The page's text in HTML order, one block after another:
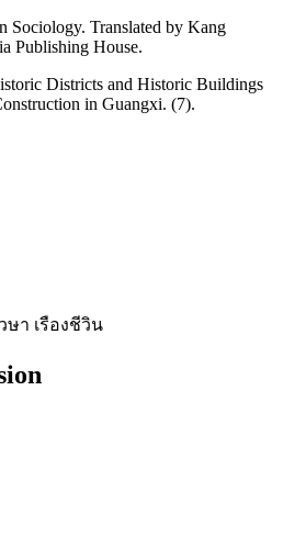
Sociology. Translated by Kang
Publishing House.
Districts and Historic Buildings
in Guangxi. (7).
า เรืองชีวิน